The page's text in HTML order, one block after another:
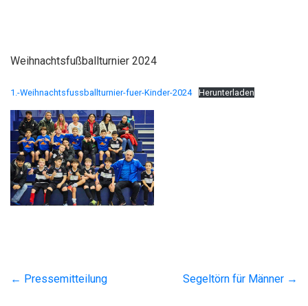
Weihnachtsfußballturnier 2024
1.-Weihnachtsfussballturnier-fuer-Kinder-2024 Herunterladen
← Pressemitteilung Segeltörn für Männer →